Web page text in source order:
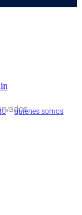
–quienes somos